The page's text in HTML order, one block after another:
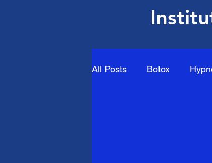
All Posts Botox